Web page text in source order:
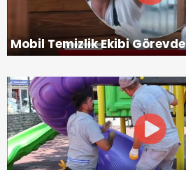
Mobil Temizlik Ekibi Görevde